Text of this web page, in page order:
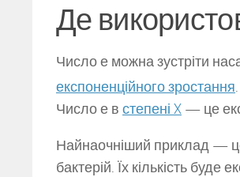
Де
Число е можна зустріти
експоненційного зростання
Число е в степені X — це
Найнаочніший приклад —
бактерій. Їх кількість буде